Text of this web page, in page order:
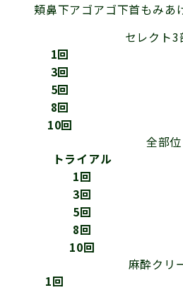
頬鼻下アゴアゴ下首もみあ
セレクト3
1回
3回
5回
8回
10回
全部位
トライアル
1回
3回
5回
8回
10回
麻酔クリ
1回